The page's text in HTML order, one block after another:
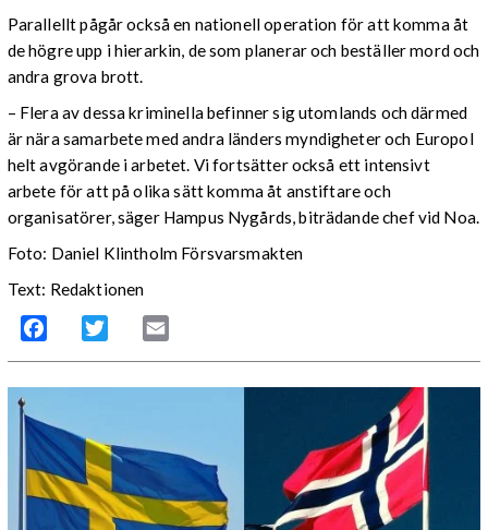
Parallellt pågår också en nationell operation för att komma åt
de högre upp i hierarkin, de som planerar och beställer mord och
andra grova brott.
– Flera av dessa kriminella befinner sig utomlands och därmed
är nära samarbete med andra länders myndigheter och Europol
helt avgörande i arbetet. Vi fortsätter också ett intensivt
arbete för att på olika sätt komma åt anstiftare och
organisatörer, säger Hampus Nygårds, biträdande chef vid Noa.
Foto: Daniel Klintholm Försvarsmakten
Text: Redaktionen
Facebook Twitter